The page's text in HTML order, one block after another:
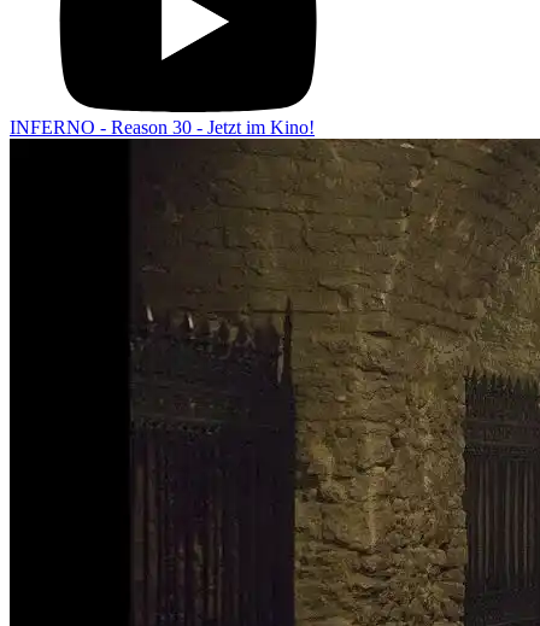
INFERNO - Reason 30 - Jetzt im Kino!